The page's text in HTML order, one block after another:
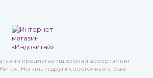
предлагает широкий ассортимент
Непала и других восточных стран.